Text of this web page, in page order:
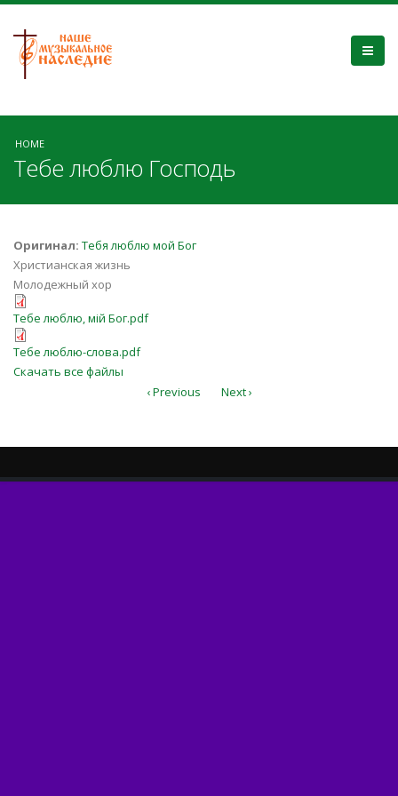
HOME
Тебе люблю Господь
Оригинал: Тебя люблю мой Бог
Христианская жизнь
Молодежный хор
Тебе люблю, мій Бог.pdf
Тебе люблю, мій Бог.pdf
Тебе люблю-слова.pdf
Тебе люблю-слова.pdf
Скачать все файлы
‹ Previous
Next ›